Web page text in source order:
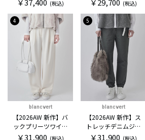
￥37,400 (税込) ￥29,700 (税込)
4
blancvert
【2026AW 新作】バ
ックプリーツワイド
パンツ
￥31,900 (税込)
5
blancvert
【2026AW 新作】ス
トレッチデニムジョ
ガー
￥31,900 (税込)